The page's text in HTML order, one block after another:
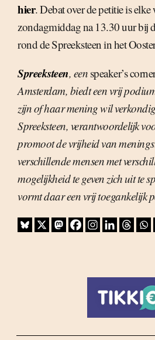
hier. Debat over de petitie is elke
zondagmiddag na 13.30 uur bij
rond de Spreeksteen in het
Spreeksteen, een speaker’s
Amsterdam, biedt een vrij
zijn of haar mening wil
Spreeksteen, verantwoordelijk
promoot de vrijheid van
verschillende mensen met
mogelijkheid te geven zich uit te
vormt daar een vrij toegankelijk